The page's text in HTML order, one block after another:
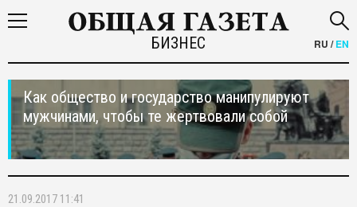
БИЗНЕС RU /EN
Как общество и государство манипулируют
мужчинами, чтобы те жертвовали собой
21.09.2017 11:41